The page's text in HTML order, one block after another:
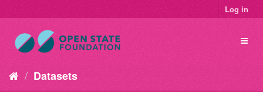
Log in
Datasets